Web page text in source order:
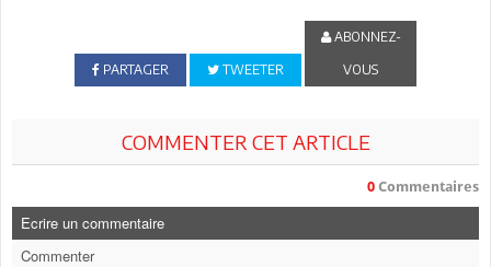
PARTAGER TWEETER
ABONNEZ-
VOUS
COMMENTER CET ARTICLE
0 Commentaires
Ecrire un commentaire
Commenter